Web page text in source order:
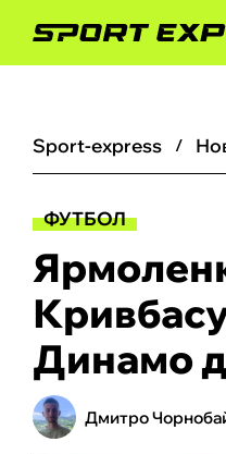
sport-express
ФУТБОЛ
Динамо
Дмитро